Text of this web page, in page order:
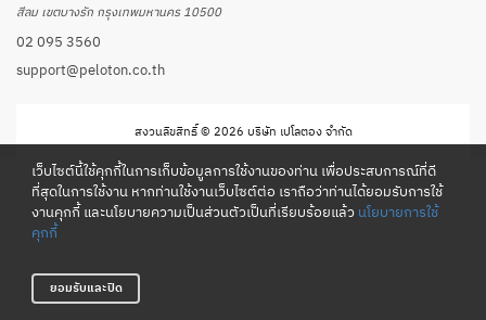
เว็บไซต์นี้ใช้คุกกี้ในการเก็บข้อมูลการใช้งานของท่าน เพื่อประสบการณ์ที่ดี
ที่สุดในการใช้งาน หากท่านใช้งานเว็บไซต์ต่อ เราถือว่าท่านได้ยอมรับการใช้
งานคุกกี้ และนโยบายความเป็นส่วนตัวเป็นที่เรียบร้อยแล้ว นโยบายการใช้
คุกกี้
ยอมรับและปิด
สีลม เขตบางรัก กรุงเทพมหานคร 10500
02 095 3560
support@peloton.co.th
สงวนลิขสิทธิ์ © 2026 บริษัท เปโลตอง จำกัด